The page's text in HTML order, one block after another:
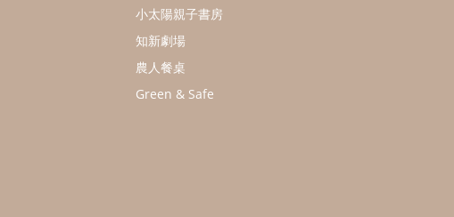
小太陽親子書房
知新劇場
農人餐桌
Green & Safe